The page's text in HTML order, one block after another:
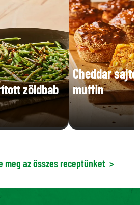
zöldbab
Cheddar
muffin
meg az összes receptünket >